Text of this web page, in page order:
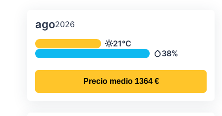
ago2026
Temperatura y precipitación media
Temperatura
21°C
Precipitación
38%
Precio medio 1364 €